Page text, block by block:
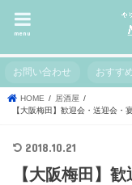
menu
お問い合わせ おすす
HOME
居酒屋
【大阪梅田】歓迎会・送迎会
2018.10.21
【大阪梅田】